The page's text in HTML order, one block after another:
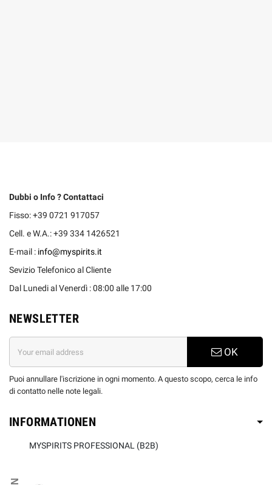
Dubbi o Info ? Contattaci
Fisso: +39 0721 917057
Cell. e W.A.: +39 334 1426521
E-mail : info@myspirits.it
Sevizio Telefonico al Cliente
Dal Lunedi al Venerdì : 08:00 alle 17:00
NEWSLETTER
OK
Puoi annullare l'iscrizione in ogni momento. A questo scopo, cerca le info
di contatto nelle note legali.
INFORMATIONEN
MYSPIRITS PROFESSIONAL (B2B)